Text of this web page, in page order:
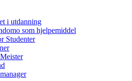
i utdanning
som hjelpemiddel
Studenter